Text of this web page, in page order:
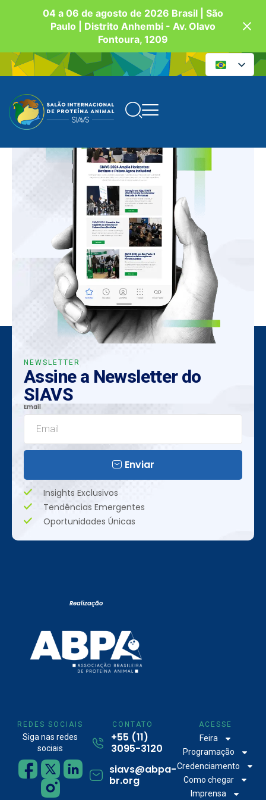
04 a 06 de agosto de 2026 Brasil | São
Paulo | Distrito Anhembi - Av. Olavo
Fontoura, 1209
NEWSLETTER
Assine a Newsletter do
SIAVS
Email
Enviar
Insights Exclusivos
Tendências Emergentes
Oportunidades Únicas
Realização
REDES SOCIAIS
Siga nas redes
sociais
CONTATO
+55 (11)
3095-3120
siavs@abpa-
br.org
ACESSE
Feira
Programação
Credenciamento
Como chegar
Imprensa